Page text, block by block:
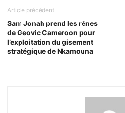
Article précédent
Sam Jonah prend les rênes
de Geovic Cameroon pour
l’exploitation du gisement
stratégique de Nkamouna